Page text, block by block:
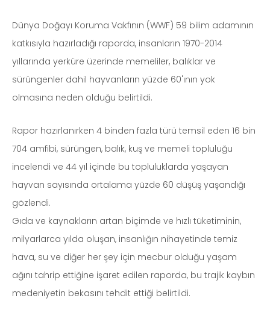
Dünya Doğayı Koruma Vakfının (WWF) 59 bilim adamının
katkısıyla hazırladığı raporda, insanların 1970-2014
yıllarında yerküre üzerinde memeliler, balıklar ve
sürüngenler dahil hayvanların yüzde 60'ının yok
olmasına neden olduğu belirtildi.
Rapor hazırlanırken 4 binden fazla türü temsil eden 16 bin
704 amfibi, sürüngen, balık, kuş ve memeli topluluğu
incelendi ve 44 yıl içinde bu topluluklarda yaşayan
hayvan sayısında ortalama yüzde 60 düşüş yaşandığı
gözlendi.
Gıda ve kaynakların artan biçimde ve hızlı tüketiminin,
milyarlarca yılda oluşan, insanlığın nihayetinde temiz
hava, su ve diğer her şey için mecbur olduğu yaşam
ağını tahrip ettiğine işaret edilen raporda, bu trajik kaybın
medeniyetin bekasını tehdit ettiği belirtildi.